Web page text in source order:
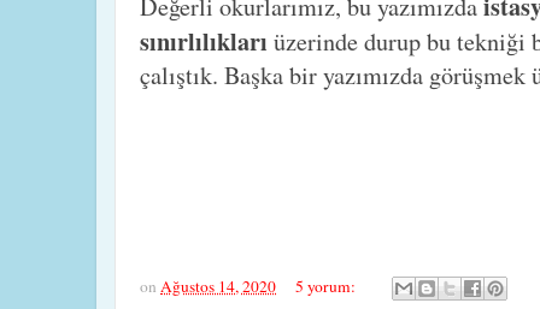
Değerli okurlarımız, bu yazımızda
sınırlılıkları üzerinde durup bu tekniği
çalıştık. Başka bir yazımızda görüşmek
on Ağustos 14, 2020 5 yorum: